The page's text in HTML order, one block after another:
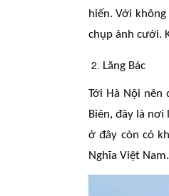
hiến. Với
chụp ảnh cưới.
Lăng Bác
Tới Hà Nội nên
Biên, đây là
ở đây còn có
Nghĩa Việt Nam.